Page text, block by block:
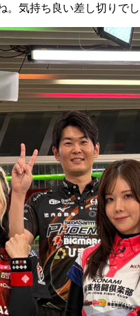
気持ち良い差し切りでし